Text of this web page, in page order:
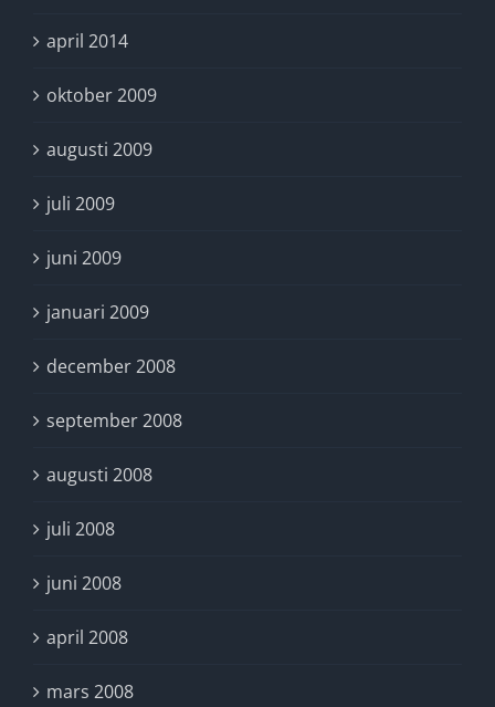
april 2014
oktober 2009
augusti 2009
juli 2009
juni 2009
januari 2009
december 2008
september 2008
augusti 2008
juli 2008
juni 2008
april 2008
mars 2008